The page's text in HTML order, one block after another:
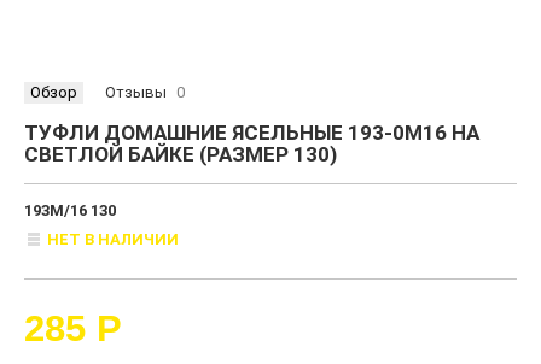
Обзор Отзывы 0
ТУФЛИ ДОМАШНИЕ ЯСЕЛЬНЫЕ 193-0М16 НА
СВЕТЛОЙ БАЙКЕ (РАЗМЕР 130)
193М/16 130
НЕТ В НАЛИЧИИ
285 Р